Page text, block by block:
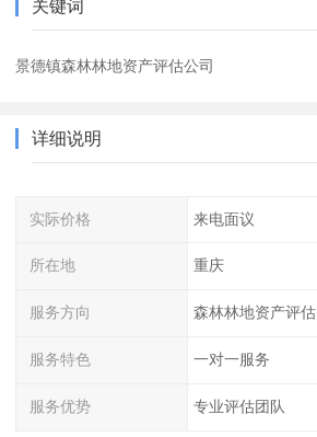
关键词
景德镇森林林地资产评估公司
详细说明
实际价格 来电面议
所在地 重庆
服务方向 森林林地资产评估
服务特色 一对一服务
服务优势 专业评估团队